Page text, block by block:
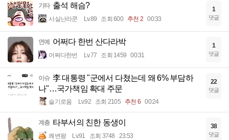
기타 출석 해슴?
사실난라쿤 Lv.89 조회 600 추천 2 00:33
1
댓글
연예 어쩌다 한번 산다라박
어쩌다한번 Lv.77 조회 1459 00:31
1
댓글
이슈 李 대통령 "군에서 다쳤는데 왜 6% 부담하
나"…국가책임 확대 주문
슬기로움 Lv.92 조회 2105 추천 6 00:24
22
댓글
계층 타부서의 친한 동생이
쾌변왕 Lv.91 조회 3748 23:53
38
댓글